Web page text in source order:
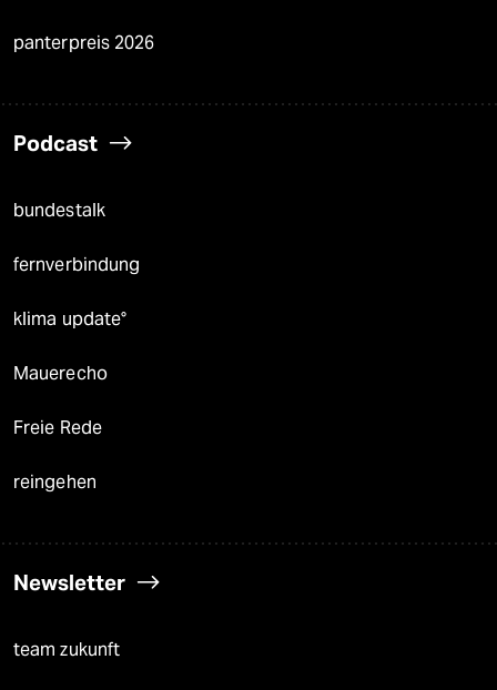
panterpreis 2026
Podcast
bundestalk
fernverbindung
klima update°
Mauerecho
Freie Rede
reingehen
Newsletter
team zukunft